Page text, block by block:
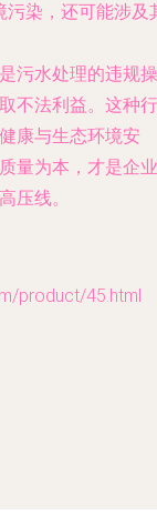
污染，还可能涉及
污水处理的违规操
不法利益。这种行
康与生态环境安
量为本，才是企业
压线。
product/45.html